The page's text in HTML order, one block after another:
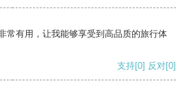
常有用，让我能够享受到高品质的旅行体
支持[0] 反对[0]